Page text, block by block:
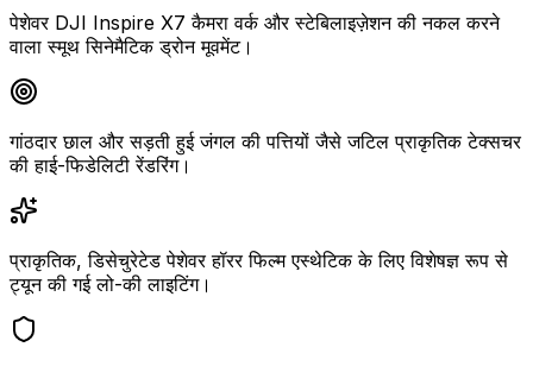
पेशेवर DJI Inspire X7 कैमरा वर्क और स्टेबिलाइज़ेशन की नकल करने
वाला स्मूथ सिनेमैटिक ड्रोन मूवमेंट।
गांठदार छाल और सड़ती हुई जंगल की पत्तियों जैसे जटिल प्राकृतिक टेक्सचर
की हाई-फिडेलिटी रेंडरिंग।
प्राकृतिक, डिसेचुरेटेड पेशेवर हॉरर फिल्म एस्थेटिक के लिए विशेषज्ञ रूप से
ट्यून की गई लो-की लाइटिंग।